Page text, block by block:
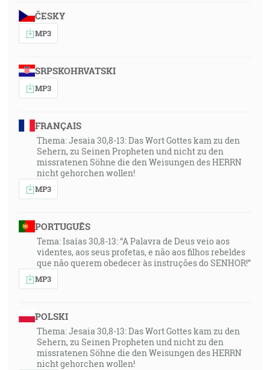
ČESKY
MP3
SRPSKOHRVATSKI
MP3
FRANÇAIS
Thema: Jesaia 30,8-13: Das Wort Gottes kam zu den
Sehern, zu Seinen Propheten und nicht zu den
missratenen Söhne die den Weisungen des HERRN
nicht gehorchen wollen!
MP3
PORTUGUÊS
Tema: Isaías 30,8-13: “A Palavra de Deus veio aos
videntes, aos seus profetas, e não aos filhos rebeldes
que não querem obedecer às instruções do SENHOR!”
MP3
POLSKI
Thema: Jesaia 30,8-13: Das Wort Gottes kam zu den
Sehern, zu Seinen Propheten und nicht zu den
missratenen Söhne die den Weisungen des HERRN
nicht gehorchen wollen!